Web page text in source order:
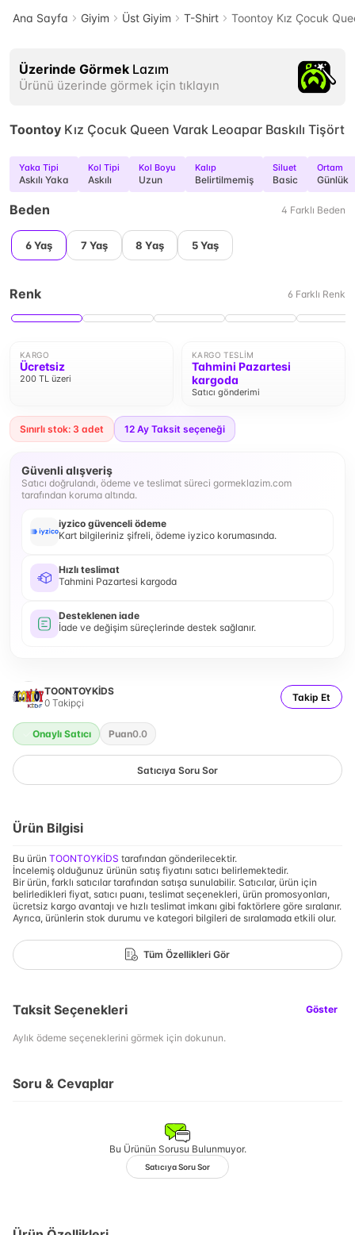
Ana Sayfa Giyim Üst Giyim T-Shirt Toontoy Kız Çocuk
Üzerinde Görmek Lazım
Ürünü üzerinde görmek için tıklayın
Toontoy Kız Çocuk Queen Varak Leoapar Baskılı Tişört
Yaka Tipi
Askılı Yaka
Kol Tipi
Askılı
Kol Boyu
Uzun
Kalıp
Belirtilmemiş
Siluet
Basic
Ortam
Günlük
Beden 4 Farklı Beden
6 Yaş 7 Yaş 8 Yaş 5 Yaş
Renk 6 Farklı Renk
KARGO
Ücretsiz
200 TL üzeri
KARGO TESLIM
Tahmini Pazartesi
kargoda
Satıcı gönderimi
Sınırlı stok: 3 adet 12 Ay Taksit seçeneği
Güvenli alışveriş
Satıcı doğrulandı, ödeme ve teslimat süreci gormeklazim.com
tarafından koruma altında.
iyzico güvenceli ödeme
Kart bilgileriniz şifreli, ödeme iyzico korumasında.
Hızlı teslimat
Tahmini Pazartesi kargoda
Desteklenen iade
İade ve değişim süreçlerinde destek sağlanır.
TOONTOYKİDS
0 Takipçi Takip Et
Onaylı Satıcı Puan0.0
Satıcıya Soru Sor
Ürün Bilgisi
Bu ürün TOONTOYKİDS tarafından gönderilecektir.
İncelemiş olduğunuz ürünün satış fiyatını satıcı belirlemektedir.
Bir ürün, farklı satıcılar tarafından satışa sunulabilir. Satıcılar, ürün için
belirledikleri fiyat, satıcı puanı, teslimat seçenekleri, ürün promosyonları,
ücretsiz kargo avantajı ve hızlı teslimat imkanı gibi faktörlere göre sıralanır.
Ayrıca, ürünlerin stok durumu ve kategori bilgileri de sıralamada etkili olur.
Tüm Özellikleri Gör
Taksit Seçenekleri Göster
Aylık ödeme seçeneklerini görmek için dokunun.
Soru & Cevaplar
Bu Ürünün Sorusu Bulunmuyor.
Satıcıya Soru Sor